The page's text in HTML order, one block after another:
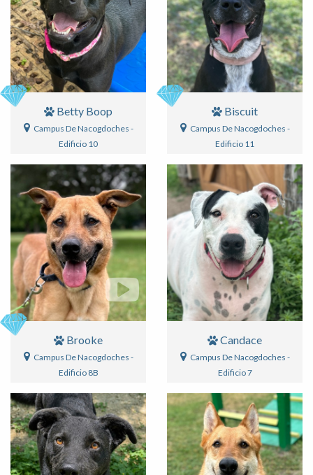
Betty Boop
Campus De Nacogdoches -
Edificio 10
Biscuit
Campus De Nacogdoches -
Edificio 11
Brooke
Campus De Nacogdoches -
Edificio 8B
Candace
Campus De Nacogdoches -
Edificio 7